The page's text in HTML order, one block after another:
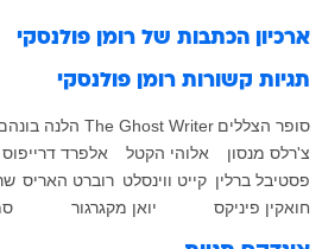
ארכיון הכתבות של רומן פולנסקי
תגיות קשורות רומן פולנסקי
סופר הצללים The Ghost Writer הלנה
צ'רלס מנסון
אלוהי הקטל אלפרד דרייפוס
פסטיבל ברלין קייט ווינסלט רוברט האריס
חואקין פיניקס
יואן מקגרגור